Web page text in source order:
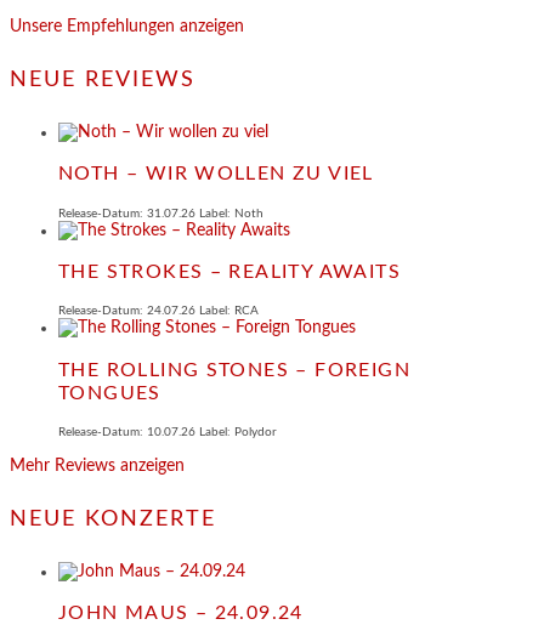
Unsere Empfehlungen anzeigen
NEUE REVIEWS
NOTH – WIR WOLLEN ZU VIEL
Release-Datum: 31.07.26 Label: Noth
THE STROKES – REALITY AWAITS
Release-Datum: 24.07.26 Label: RCA
THE ROLLING STONES – FOREIGN
TONGUES
Release-Datum: 10.07.26 Label: Polydor
Mehr Reviews anzeigen
NEUE KONZERTE
JOHN MAUS – 24.09.24